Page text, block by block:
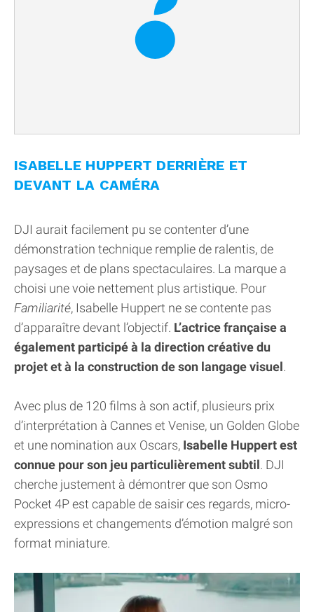
ISABELLE HUPPERT DERRIÈRE ET
DEVANT LA CAMÉRA
DJI aurait facilement pu se contenter d’une
démonstration technique remplie de ralentis, de
paysages et de plans spectaculaires. La marque a
choisi une voie nettement plus artistique. Pour
Familiarité, Isabelle Huppert ne se contente pas
d’apparaître devant l’objectif. L’actrice française a
également participé à la direction créative du
projet et à la construction de son langage visuel.
Avec plus de 120 films à son actif, plusieurs prix
d’interprétation à Cannes et Venise, un Golden Globe
et une nomination aux Oscars, Isabelle Huppert est
connue pour son jeu particulièrement subtil. DJI
cherche justement à démontrer que son Osmo
Pocket 4P est capable de saisir ces regards, micro-
expressions et changements d’émotion malgré son
format miniature.